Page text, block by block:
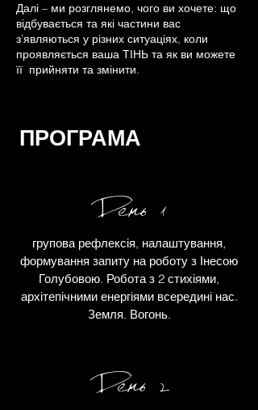
Далі – ми розглянемо, чого ви хочете: що
відбувається та які частини вас
з’являються у різних ситуаціях, коли
проявляється ваша ТІНЬ та як ви можете
її прийняти та змінити.
ПРОГРАМА
День 1
групова рефлексія, налаштування,
формування запиту на роботу з Інесою
Голубовою. Робота з 2 стихіями,
архітепічними енергіями всередині нас.
Земля. Вогонь.
День 2